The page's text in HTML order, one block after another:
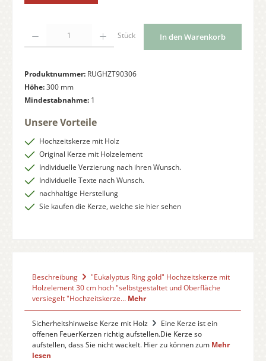
Stück In den Warenkorb
Produktnummer: RUGHZT90306
Höhe:300 mm
Mindestabnahme: 1
Unsere Vorteile
Hochzeitskerze mit Holz
Original Kerze mit Holzelement
Individuelle Verzierung nach ihren Wunsch.
Individuelle Texte nach Wunsch.
nachhaltige Herstellung
Sie kaufen die Kerze, welche sie hier sehen
Beschreibung
"Eukalyptus Ring gold" Hochzeitskerze mit
Holzelement 30 cm hoch "selbstgestaltet und Oberfläche
versiegelt "Hochzeitskerze… Mehr
Sicherheitshinweise Kerze mit Holz
Eine Kerze ist ein
offenen FeuerKerzen richtig aufstellen.Die Kerze so
aufstellen, dass Sie nicht wackelt. Hier zu können zum Mehr
lesen